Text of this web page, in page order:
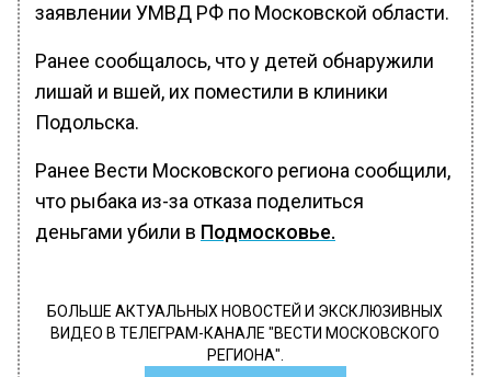
заявлении УМВД РФ по Московской области.
Ранее сообщалось, что у детей обнаружили
лишай и вшей, их поместили в клиники
Подольска.
Ранее Вести Московского региона сообщили,
что рыбака из-за отказа поделиться
деньгами убили в Подмосковье.
БОЛЬШЕ АКТУАЛЬНЫХ НОВОСТЕЙ И ЭКСКЛЮЗИВНЫХ
ВИДЕО В ТЕЛЕГРАМ-КАНАЛЕ "ВЕСТИ МОСКОВСКОГО
РЕГИОНА".